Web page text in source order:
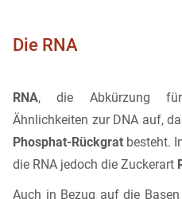
Die RNA
RNA, die Abkürzung für
Ähnlichkeiten zur DNA auf,
Phosphat-Rückgrat besteht.
die RNA jedoch die Zuckerart
Auch in Bezug auf die